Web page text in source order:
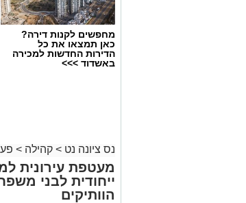
מחפשים לקנות דירה?
כאן תמצאו את כל
הדירות החדשות למכירה
באשדוד >>>
נס ציונה נט > קהילה >
מעטפת עירונית
ייחודית לבני
הוותיקים